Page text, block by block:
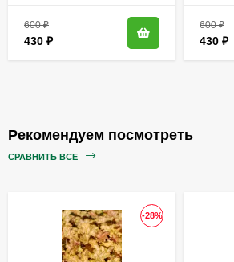
600₽
430 ₽
600₽
430 ₽
Рекомендуем посмотреть
СРАВНИТЬ ВСЕ
-28%